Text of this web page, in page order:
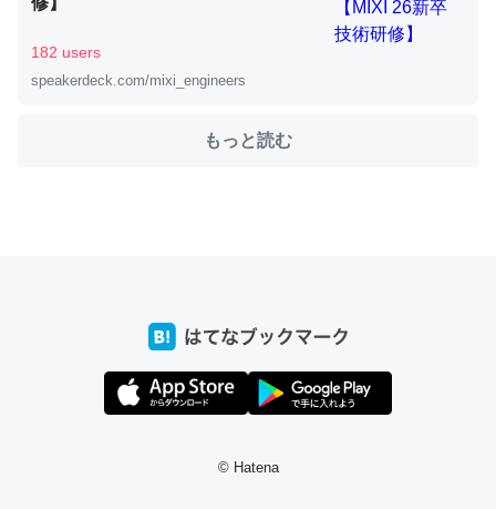
とかSpotifyを支払う孝行もできる。一生で親と会える残
私も3年前ぐらいに祖母の家に設置した。ポケットWifiみ
たいなのでネット環境作ったけどAlexaしか使わないので
https://toyoshi.hatenablog.com/entry/2019/05/15/1805
182 users
speakerdeck.com/mixi_engineers
もっと読む
© Hatena